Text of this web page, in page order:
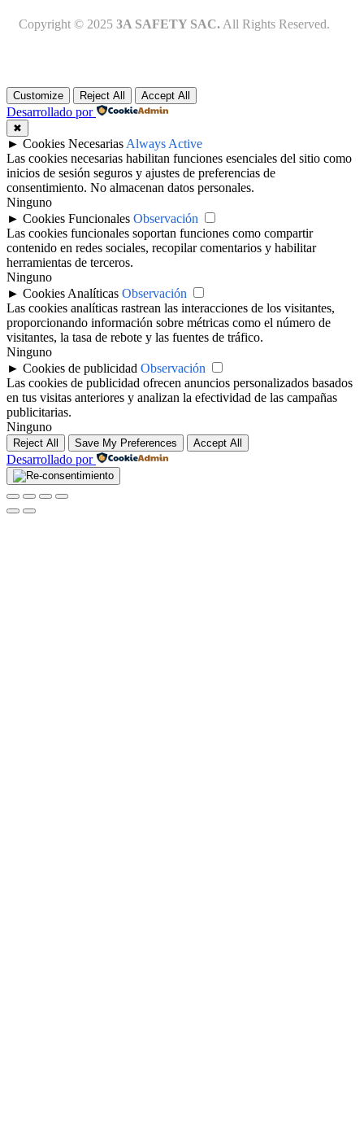
Copyright © 2025 3A SAFETY SAC. All Rights Reserved.
Customize Reject All Accept All
Desarrollado por
✖
► Cookies Necesarias Always Active
Las cookies necesarias habilitan funciones esenciales del sitio como
inicios de sesión seguros y ajustes de preferencias de
consentimiento. No almacenan datos personales.
Ninguno
► Cookies Funcionales Observación
Las cookies funcionales soportan funciones como compartir
contenido en redes sociales, recopilar comentarios y habilitar
herramientas de terceros.
Ninguno
► Cookies Analíticas Observación
Las cookies analíticas rastrean las interacciones de los visitantes,
proporcionando información sobre métricas como el número de
visitantes, la tasa de rebote y las fuentes de tráfico.
Ninguno
► Cookies de publicidad Observación
Las cookies de publicidad ofrecen anuncios personalizados basados
en tus visitas anteriores y analizan la efectividad de las campañas
publicitarias.
Ninguno
Reject All Save My Preferences Accept All
Desarrollado por